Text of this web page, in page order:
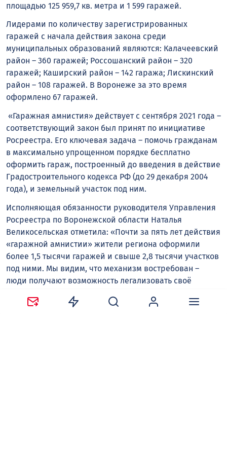
площадью 125 959,7 кв. метра и 1 599 гаражей.
Лидерами по количеству зарегистрированных
гаражей с начала действия закона среди
муниципальных образований являются: Калачеевский
район – 360 гаражей; Россошанский район – 320
гаражей; Каширский район – 142 гаража; Лискинский
район – 108 гаражей. В Воронеже за это время
оформлено 67 гаражей.
«Гаражная амнистия» действует с сентября 2021 года –
соответствующий закон был принят по инициативе
Росреестра. Его ключевая задача – помочь гражданам
в максимально упрощенном порядке бесплатно
оформить гараж, построенный до введения в действие
Градостроительного кодекса РФ (до 29 декабря 2004
года), и земельный участок под ним.
Исполняющая обязанности руководителя Управления
Росреестра по Воронежской области Наталья
Великосельская отметила: «Почти за пять лет действия
«гаражной амнистии» жители региона оформили
более 1,5 тысячи гаражей и свыше 2,8 тысячи участков
под ними. Мы видим, что механизм востребован –
люди получают возможность легализовать своё
распоряжаться. Активнее всего процедурой